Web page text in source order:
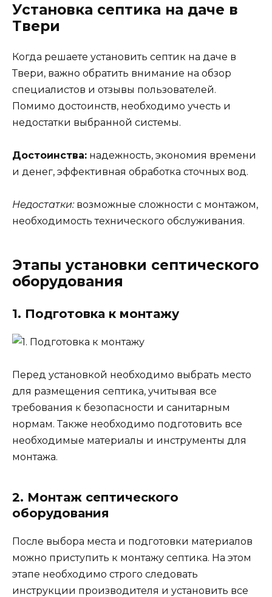
Установка септика на даче в
Твери
Когда решаете установить септик на даче в
Твери, важно обратить внимание на обзор
специалистов и отзывы пользователей.
Помимо достоинств, необходимо учесть и
недостатки выбранной системы.
Достоинства: надежность, экономия времени
и денег, эффективная обработка сточных вод.
Недостатки:возможные сложности с монтажом,
необходимость технического обслуживания.
Этапы установки септического
оборудования
1. Подготовка к монтажу
Перед установкой необходимо выбрать место
для размещения септика, учитывая все
требования к безопасности и санитарным
нормам. Также необходимо подготовить все
необходимые материалы и инструменты для
монтажа.
2. Монтаж септического
оборудования
После выбора места и подготовки материалов
можно приступить к монтажу септика. На этом
этапе необходимо строго следовать
инструкции производителя и установить все